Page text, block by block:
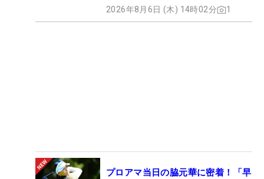
2026年8月6日 (木) 14時02分 1
プロアマ当日の脇元華に密着！「早